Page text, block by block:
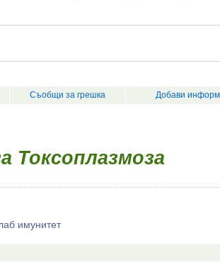
Съобщи за грешка Добави
Токсоплазмоза
имунитет